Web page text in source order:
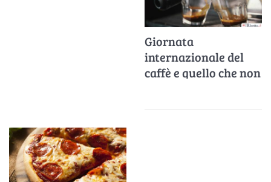
Giornata
internazionale del
caffè e quello che non